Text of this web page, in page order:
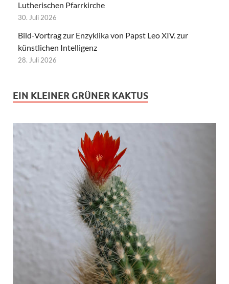
Lutherischen Pfarrkirche
30. Juli 2026
Bild-Vortrag zur Enzyklika von Papst Leo XIV. zur
künstlichen Intelligenz
28. Juli 2026
EIN KLEINER GRÜNER KAKTUS